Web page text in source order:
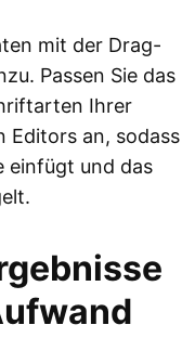
mit der Drag-
Passen Sie das
Ihrer
Editors an, sodass
einfügt und das